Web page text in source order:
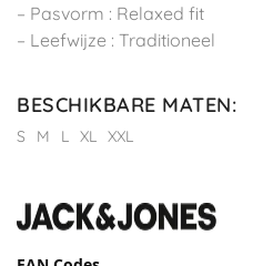
– Pasvorm : Relaxed fit
– Leefwijze : Traditioneel
BESCHIKBARE MATEN:
S M L XL XXL